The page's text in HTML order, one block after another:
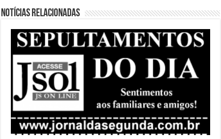
Notícias relacionadas